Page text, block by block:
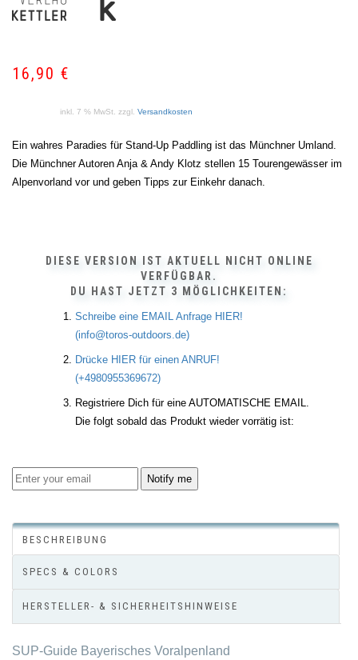
16,90 €
inkl. 7 % MwSt. zzgl. Versandkosten
Ein wahres Paradies für Stand-Up Paddling ist das Münchner Umland.
Die Münchner Autoren Anja & Andy Klotz stellen 15 Tourengewässer im
Alpenvorland vor und geben Tipps zur Einkehr danach.
DIESE VERSION IST AKTUELL NICHT ONLINE
VERFÜGBAR.
DU HAST JETZT 3 MÖGLICHKEITEN:
Schreibe eine EMAIL Anfrage HIER!
(info@toros-outdoors.de)
Drücke HIER für einen ANRUF!
(+4980955369672)
Registriere Dich für eine AUTOMATISCHE EMAIL.
Die folgt sobald das Produkt wieder vorrätig ist:
Notify me
BESCHREIBUNG
SPECS & COLORS
HERSTELLER- & SICHERHEITSHINWEISE
SUP-Guide Bayerisches Voralpenland